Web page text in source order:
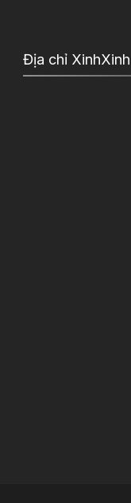
Địa chỉ XinhXinh